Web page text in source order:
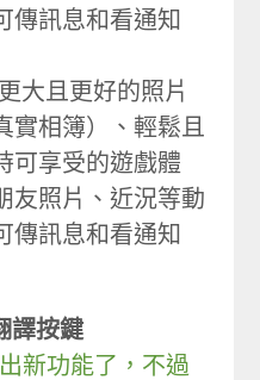
傳訊息和看通知
大且更好的照片
實相簿）、輕鬆且
可享受的遊戲體
友照片、近況等動
傳訊息和看通知
譯按鍵
新功能了，不過